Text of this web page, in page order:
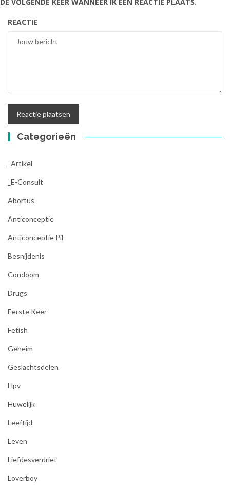
REACTIE
Categorieën
_Artikel
_E-Consult
Abortus
Anticonceptie
Anticonceptie Pil
Besnijdenis
Condoom
Drugs
Eerste Keer
Fetish
Geheim
Geslachtsdelen
Hpv
Huwelijk
Leeftijd
Leven
Liefdesverdriet
Loverboy